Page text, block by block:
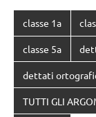
classe 1a
classe 5a
dettati
TUTTI GLI